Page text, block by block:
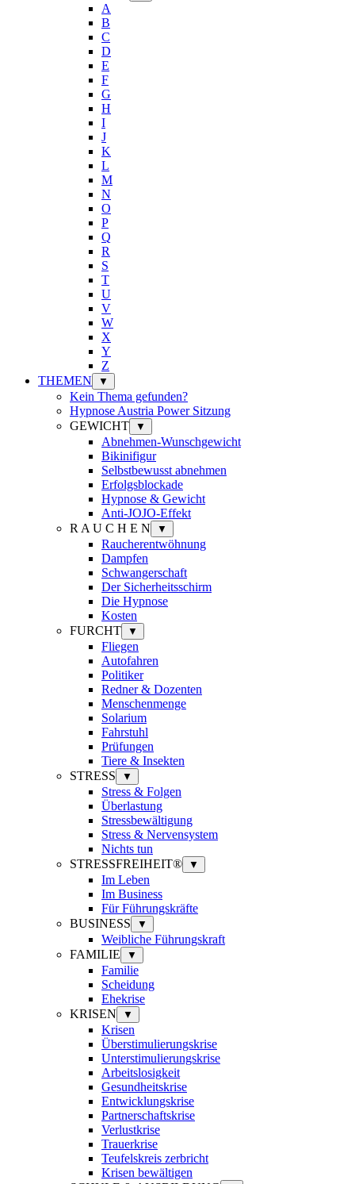
A
B
C
D
E
F
G
H
I
J
K
L
M
N
O
P
Q
R
S
T
U
V
W
X
Y
Z
THEMEN
▼
Kein Thema gefunden?
Hypnose Austria Power Sitzung
GEWICHT
▼
Abnehmen-Wunschgewicht
Bikinifigur
Selbstbewusst abnehmen
Erfolgsblockade
Hypnose & Gewicht
Anti-JOJO-Effekt
R A U C H E N
▼
Raucherentwöhnung
Dampfen
Schwangerschaft
Der Sicherheitsschirm
Die Hypnose
Kosten
FURCHT
▼
Fliegen
Autofahren
Politiker
Redner & Dozenten
Menschenmenge
Solarium
Fahrstuhl
Prüfungen
Tiere & Insekten
STRESS
▼
Stress & Folgen
Überlastung
Stressbewältigung
Stress & Nervensystem
Nichts tun
STRESSFREIHEIT®
▼
Im Leben
Im Business
Für Führungskräfte
BUSINESS
▼
Weibliche Führungskraft
FAMILIE
▼
Familie
Scheidung
Ehekrise
KRISEN
▼
Krisen
Überstimulierungskrise
Unterstimulierungskrise
Arbeitslosigkeit
Gesundheitskrise
Entwicklungskrise
Partnerschaftskrise
Verlustkrise
Trauerkrise
Teufelskreis zerbricht
Krisen bewältigen